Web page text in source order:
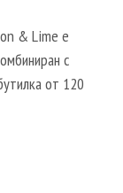
& Lime е
с
от 120